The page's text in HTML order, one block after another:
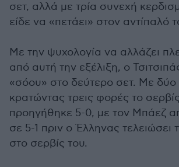
σετ, αλλά με τρία συνεχή
είδε να «πετάει» στον αντίπαλό
Με την ψυχολογία να αλλάζει
από αυτή την εξέλιξη, ο
«σόου» στο δεύτερο σετ. Με δύο
κρατώντας τρεις φορές το
προηγήθηκε 5-0, με τον Μπάεζ
σε 5-1 πριν ο Έλληνας τελειώσει
στο σερβίς του.